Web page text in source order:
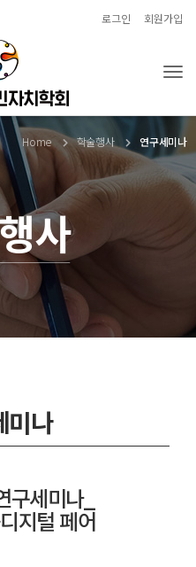
로그인 회원가입
사
Home 학술행사 연구세미나
미나
세미나_
지털 페어